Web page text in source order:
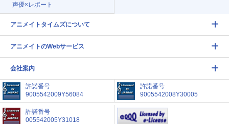
声優×レポート
アニメイトタイムズについて
アニメイトのWebサービス
会社案内
許諾番号
9005542009Y56084
許諾番号
9005542008Y30005
許諾番号
005542005Y31018